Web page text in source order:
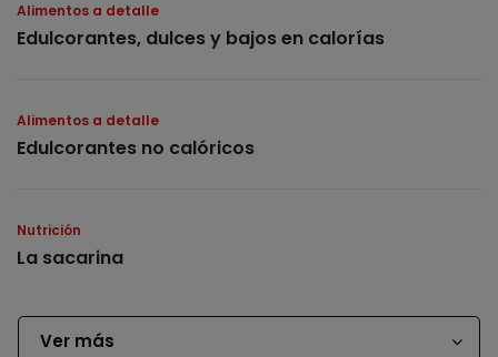
Alimentos a detalle
Edulcorantes, dulces y bajos en calorías
Alimentos a detalle
Edulcorantes no calóricos
Nutrición
La sacarina
Ver más